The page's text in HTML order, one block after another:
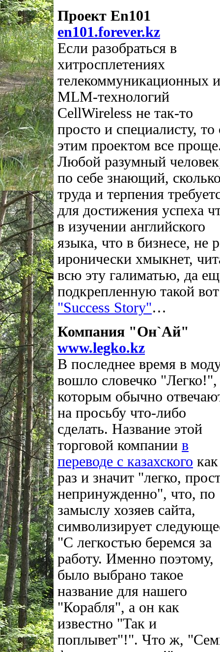
Проект En101
en101.forever.kz
Если разобраться в
хитросплетениях
телекоммуникационных и
MLM-технологий
CellWireless не так-то
просто и специалисту, то
этим проектом все
Любой разумный
по себе знающий,
труда и терпения
для достижения успеха
в изучении английского
языка, что в бизнесе, не
иронически хмыкнет,
всю эту галиматью, да
подкрепленную такой вот
"Success Story"…
Компания "Он`Ай"
www.legko.kz
В последнее время в
вошло словечко "Легко!",
которым обычно
на просьбу что-либо
сделать. Название этой
торговой компании в
переводе с казахского как
раз и значит "легко,
непринужденно", что, по
замыслу хозяев сайта,
символизирует
"С легкостью беремся за
работу. Именно поэтому,
было выбрано такое
название для нашего
"Корабля", а он как
известно "Так и
поплывет"!". Что ж,